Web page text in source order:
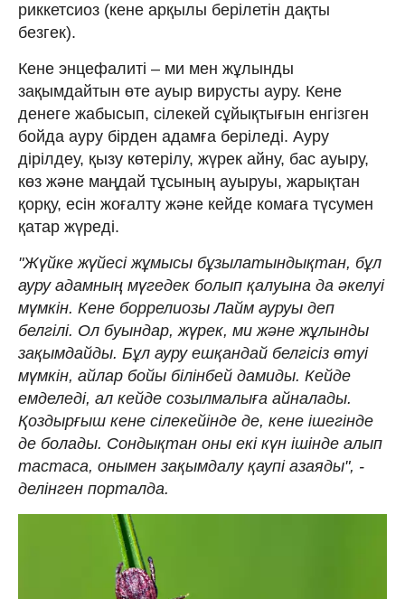
риккетсиоз (кене арқылы берілетін дақты
безгек).
Кене энцефалиті – ми мен жұлынды
зақымдайтын өте ауыр вирусты ауру. Кене
денеге жабысып, сілекей сұйықтығын енгізген
бойда ауру бірден адамға беріледі. Ауру
дірілдеу, қызу көтерілу, жүрек айну, бас ауыру,
көз және маңдай тұсының ауыруы, жарықтан
қорқу, есін жоғалту және кейде комаға түсумен
қатар жүреді.
"Жүйке жүйесі жұмысы бұзылатындықтан, бұл
ауру адамның мүгедек болып қалуына да әкелуі
мүмкін. Кене боррелиозы Лайм ауруы деп
белгілі. Ол буындар, жүрек, ми және жұлынды
зақымдайды. Бұл ауру ешқандай белгісіз өтуі
мүмкін, айлар бойы білінбей дамиды. Кейде
емделеді, ал кейде созылмалыға айналады.
Қоздырғыш кене сілекейінде де, кене ішегінде
де болады. Сондықтан оны екі күн ішінде алып
тастаса, онымен зақымдалу қаупі азаяды", -
делінген порталда.